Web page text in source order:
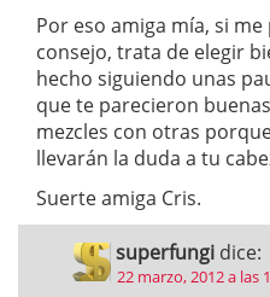
Por eso amiga mía, si
consejo, trata de elegir
hecho siguiendo unas
que te parecieron
mezcles con otras
llevarán la duda a tu
Suerte amiga Cris.
superfungi dice:
22 marzo, 2012 a las